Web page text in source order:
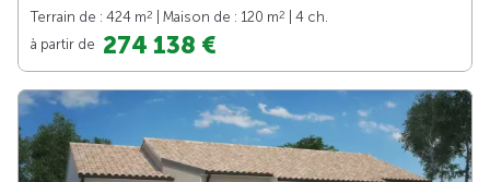
Terrain de : 424 m2 | Maison de : 120 m2
| 4 ch.
à partir de 274 138 €